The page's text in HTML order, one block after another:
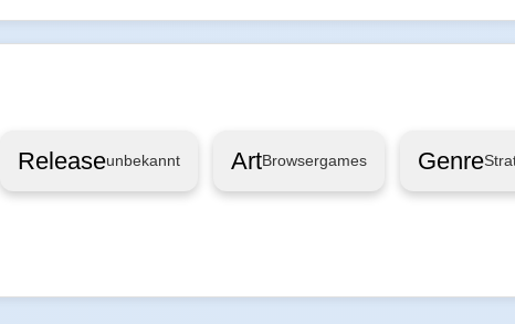
Releaseunbekannt ArtBrowsergames Genre